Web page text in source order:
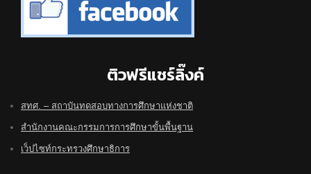
ติวฟรีแชร์ลิ๊งค์
สทศ. – สถาบันทดสอบทางการศึกษาแห่งชาติ
สำนักงานคณะกรรมการการศึกษาขั้นพื้นฐาน
เว็ปไซท์กระทรวงศึกษาธิการ